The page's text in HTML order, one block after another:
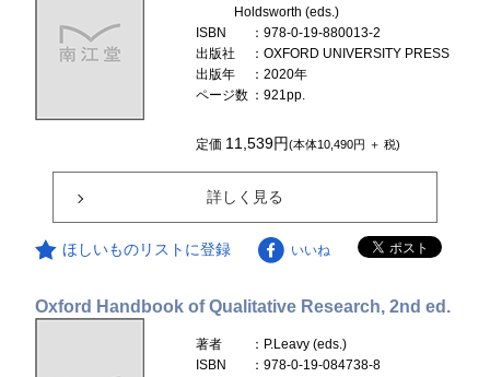
Holdsworth (eds.)
ISBN
：978-0-19-880013-2
出版社
：OXFORD UNIVERSITY PRESS
出版年
：2020年
ページ数 ：921pp.
定価 11,539円(本体10,490円 ＋ 税)
詳しく見る
ほしいものリストに登録 いいね
Oxford Handbook of Qualitative Research, 2nd ed.
著者
：P.Leavy (eds.)
ISBN
：978-0-19-084738-8